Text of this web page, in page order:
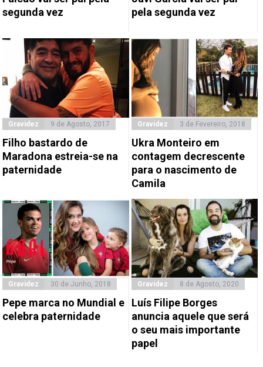
segunda vez
pela segunda vez
Gravidez 9 de Agosto, 2017
Filho bastardo de
Maradona estreia-se na
paternidade
Gravidez 3 de Fevereiro, 2018
Ukra Monteiro em
contagem decrescente
para o nascimento de
Camila
Gravidez 30 de Junho, 2018
Pepe marca no Mundial e
celebra paternidade
Gravidez 8 de Agosto, 2020
Luís Filipe Borges
anuncia aquele que será
o seu mais importante
papel